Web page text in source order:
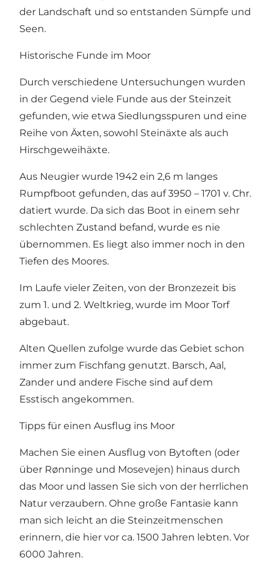
der Landschaft und so entstanden Sümpfe und
Seen.
Historische Funde im Moor
Durch verschiedene Untersuchungen wurden
in der Gegend viele Funde aus der Steinzeit
gefunden, wie etwa Siedlungsspuren und eine
Reihe von Äxten, sowohl Steinäxte als auch
Hirschgeweihäxte.
Aus Neugier wurde 1942 ein 2,6 m langes
Rumpfboot gefunden, das auf 3950 – 1701 v. Chr.
datiert wurde. Da sich das Boot in einem sehr
schlechten Zustand befand, wurde es nie
übernommen. Es liegt also immer noch in den
Tiefen des Moores.
Im Laufe vieler Zeiten, von der Bronzezeit bis
zum 1. und 2. Weltkrieg, wurde im Moor Torf
abgebaut.
Alten Quellen zufolge wurde das Gebiet schon
immer zum Fischfang genutzt. Barsch, Aal,
Zander und andere Fische sind auf dem
Esstisch angekommen.
Tipps für einen Ausflug ins Moor
Machen Sie einen Ausflug von Bytoften (oder
über Rønninge und Mosevejen) hinaus durch
das Moor und lassen Sie sich von der herrlichen
Natur verzaubern. Ohne große Fantasie kann
man sich leicht an die Steinzeitmenschen
erinnern, die hier vor ca. 1500 Jahren lebten. Vor
6000 Jahren.